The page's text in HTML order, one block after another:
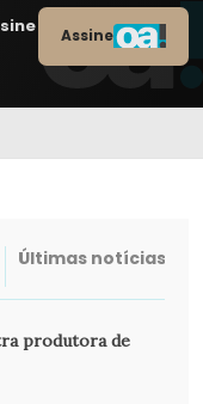
Assine
Últimas notícias
produtora de